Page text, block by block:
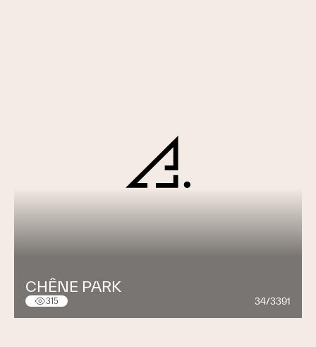
CHÊNE PARK
315 34/3391